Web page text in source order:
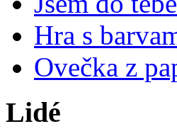
Hra s
Ovečka z
Lidé